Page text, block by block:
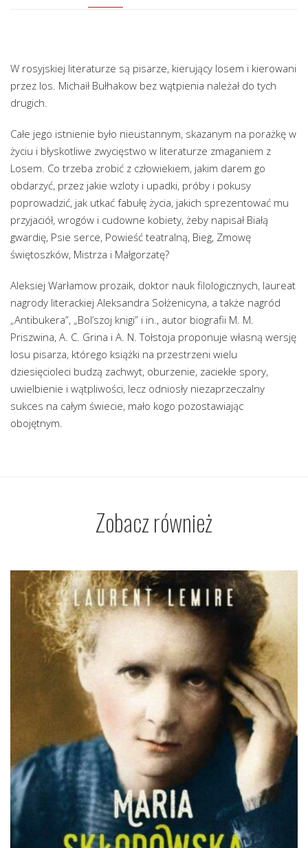
W rosyjskiej literaturze są pisarze, kierujący losem i kierowani
przez los. Michaił Bułhakow bez wątpienia należał do tych
drugich.
Całe jego istnienie było nieustannym, skazanym na porażkę w
życiu i błyskotliwe zwycięstwo w literaturze zmaganiem z
Losem. Co trzeba zrobić z człowiekiem, jakim darem go
obdarzyć, przez jakie wzloty i upadki, próby i pokusy
poprowadzić, jak utkać fabułę życia, jakich sprezentować mu
przyjaciół, wrogów i cudowne kobiety, żeby napisał Białą
gwardię, Psie serce, Powieść teatralną, Bieg, Zmowę
świętoszków, Mistrza i Małgorzatę?
Aleksiej Warłamow prozaik, doktor nauk filologicznych, laureat
nagrody literackiej Aleksandra Sołżenicyna, a także nagród
„Antibukera”, „Bol’szoj knigi” i in., autor biografii M. M.
Priszwina, A. C. Grina i A. N. Tołstoja proponuje własną wersję
losu pisarza, którego książki na przestrzeni wielu
dziesięcioleci budzą zachwyt, oburzenie, zaciekłe spory,
uwielbienie i wątpliwości, lecz odniosły niezaprzeczalny
sukces na całym świecie, mało kogo pozostawiając
obojętnym.
Zobacz również